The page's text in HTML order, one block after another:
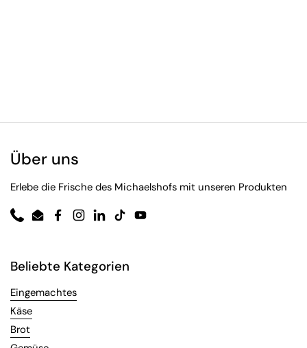
Über uns
Erlebe die Frische des Michaelshofs mit unseren Produkten
PhoneEmailFacebook
Instagram
LinkedIn
TikTokYouTube
Beliebte Kategorien
Eingemachtes
Käse
Brot